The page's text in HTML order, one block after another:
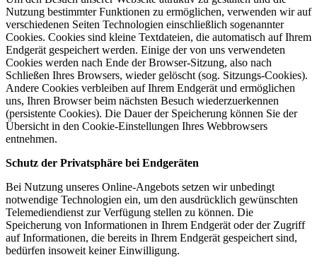
Nutzung bestimmter Funktionen zu ermöglichen, verwenden wir auf
verschiedenen Seiten Technologien einschließlich sogenannter
Cookies. Cookies sind kleine Textdateien, die automatisch auf Ihrem
Endgerät gespeichert werden. Einige der von uns verwendeten
Cookies werden nach Ende der Browser-Sitzung, also nach
Schließen Ihres Browsers, wieder gelöscht (sog. Sitzungs-Cookies).
Andere Cookies verbleiben auf Ihrem Endgerät und ermöglichen
uns, Ihren Browser beim nächsten Besuch wiederzuerkennen
(persistente Cookies). Die Dauer der Speicherung können Sie der
Übersicht in den Cookie-Einstellungen Ihres Webbrowsers
entnehmen.
Schutz der Privatsphäre bei Endgeräten
Bei Nutzung unseres Online-Angebots setzen wir unbedingt
notwendige Technologien ein, um den ausdrücklich gewünschten
Telemediendienst zur Verfügung stellen zu können. Die
Speicherung von Informationen in Ihrem Endgerät oder der Zugriff
auf Informationen, die bereits in Ihrem Endgerät gespeichert sind,
bedürfen insoweit keiner Einwilligung.